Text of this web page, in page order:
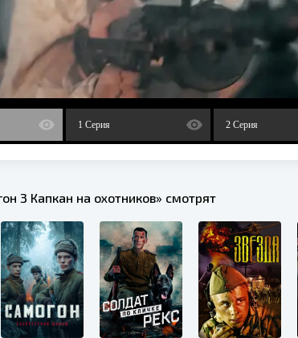
1 Серия 2 Серия
3 Капкан на охотников» смотрят